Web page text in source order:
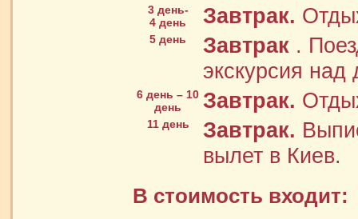
3 день-
4 день
Завтрак.
5 день Завтрак .
экскурсия
6 день – 10
день
Завтрак.
11 день Завтрак.
вылет в Киев.
В стоимость входит: